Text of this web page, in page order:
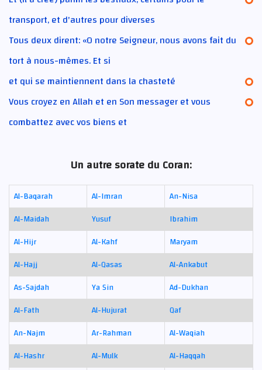
transport, et d'autres pour diverses
Tous deux dirent: «O notre Seigneur, nous avons fait du
tort à nous-mêmes. Et si
et qui se maintiennent dans la chasteté
Vous croyez en Allah et en Son messager et vous
combattez avec vos biens et
Un autre sorate du Coran:
Al-Baqarah Al-Imran
An-Nisa
Al-Maidah
Yusuf
Ibrahim
Al-Hijr
Al-Kahf
Maryam
Al-Hajj
Al-Qasas
Al-Ankabut
As-Sajdah
Ya Sin
Ad-Dukhan
Al-Fath
Al-Hujurat
Qaf
An-Najm
Ar-Rahman
Al-Waqiah
Al-Hashr
Al-Mulk
Al-Haqqah